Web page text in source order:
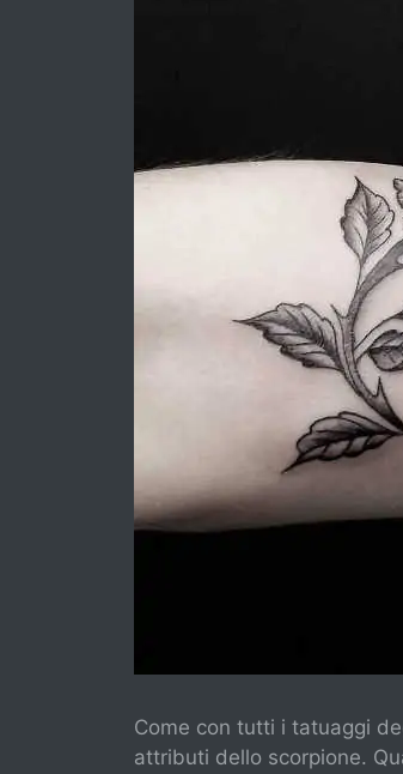
Come con tutti i tatuaggi
attributi dello scorpione.